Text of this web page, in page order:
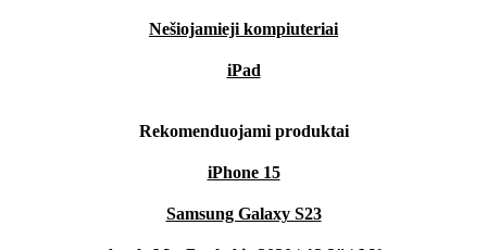
Nešiojamieji kompiuteriai
iPad
Rekomenduojami produktai
iPhone 15
Samsung Galaxy S23